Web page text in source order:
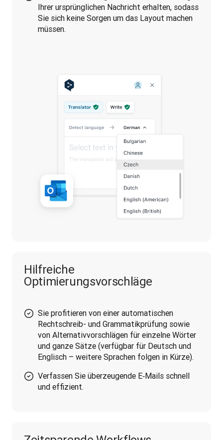
Ihrer ursprünglichen Nachricht erhalten, sodass
Sie sich keine Sorgen um das Layout machen
müssen.
Hilfreiche
Optimierungsvorschläge
Sie profitieren von einer automatischen
Rechtschreib- und Grammatikprüfung sowie
von Alternativvorschlägen für einzelne Wörter
und ganze Sätze (verfügbar für Deutsch und
Englisch – weitere Sprachen folgen in Kürze).
Verfassen Sie überzeugende E‑Mails schnell
und effizient.